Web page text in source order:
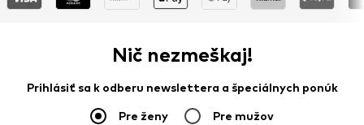
Nič nezmeškaj!
Prihlásiť sa k odberu newslettera a špeciálnych ponúk
Pre ženy Pre mužov